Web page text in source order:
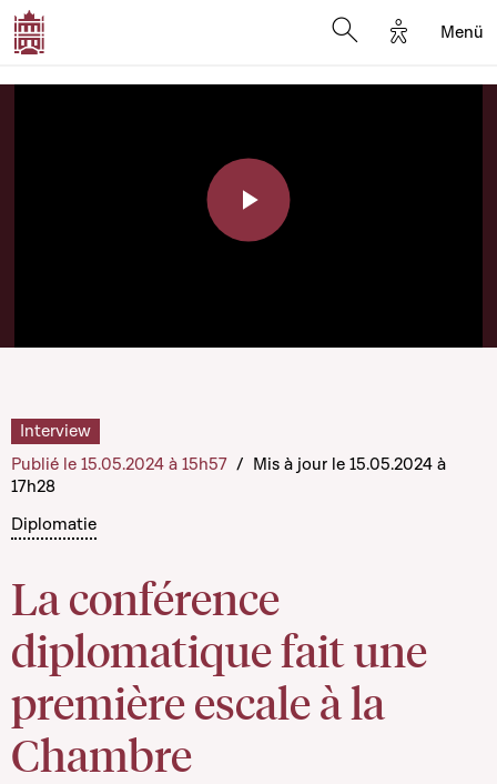
Options
Menü
Play
Diplomatie
La conférence
diplomatique fait une
première escale à la
Chambre
Interview
Publié le 15.05.2024 à 15h57 / Mis à jour le 15.05.2024 à
17h28